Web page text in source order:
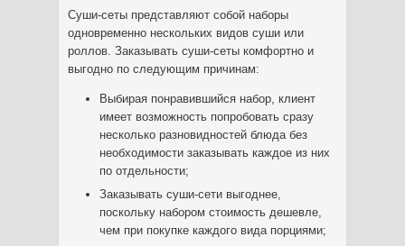
Суши-сеты представляют собой наборы
одновременно нескольких видов суши или
роллов. Заказывать суши-сеты комфортно и
выгодно по следующим причинам:
Выбирая понравившийся набор, клиент
имеет возможность попробовать сразу
несколько разновидностей блюда без
необходимости заказывать каждое из них
по отдельности;
Заказывать суши-сети выгоднее,
поскольку набором стоимость дешевле,
чем при покупке каждого вида порциями;